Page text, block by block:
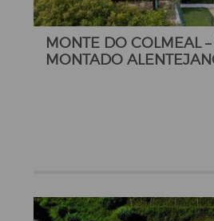
MONTE DO COLMEAL
MONTADO